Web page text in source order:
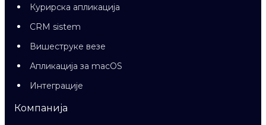
Курирска апликација
CRM sistem
Вишеструке везе
Апликација за macOS
Интеграције
Компанија